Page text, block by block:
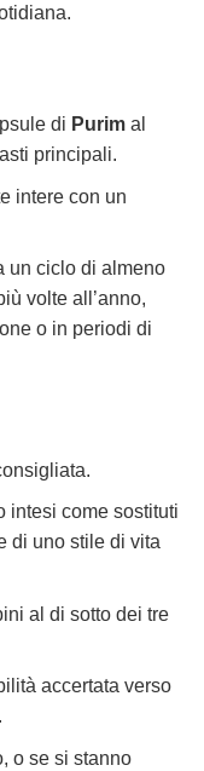
di Purimal
principali.
intere con un
un ciclo di almeno
volte all’anno,
o in periodi di
intesi come sostituti
di uno stile di vita
al di sotto dei tre
accertata verso
o se si stanno